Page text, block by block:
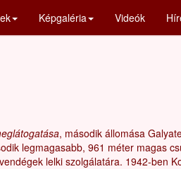
Képgaléria Videók
, második állomása
legmagasabb, 961 méter magas
lelki szolgálatára. 1942-ben